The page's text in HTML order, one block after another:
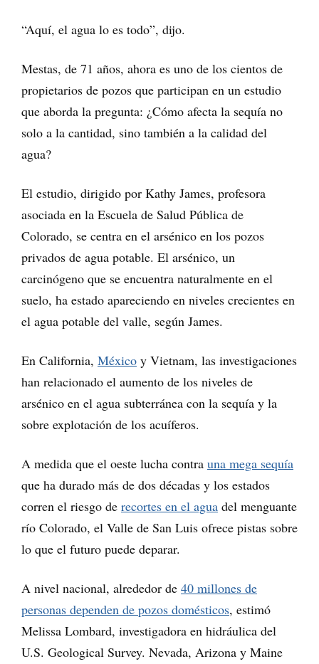
“Aquí, el agua lo es todo”, dijo.
Mestas, de 71 años, ahora es uno de los cientos de
propietarios de pozos que participan en un estudio
que aborda la pregunta: ¿Cómo afecta la sequía no
solo a la cantidad, sino también a la calidad del
agua?
El estudio, dirigido por Kathy James, profesora
asociada en la Escuela de Salud Pública de
Colorado, se centra en el arsénico en los pozos
privados de agua potable. El arsénico, un
carcinógeno que se encuentra naturalmente en el
suelo, ha estado apareciendo en niveles crecientes en
el agua potable del valle, según James.
En California, México y Vietnam, las investigaciones
han relacionado el aumento de los niveles de
arsénico en el agua subterránea con la sequía y la
sobre explotación de los acuíferos.
A medida que el oeste lucha contra una mega sequía
que ha durado más de dos décadas y los estados
corren el riesgo de recortes en el agua del menguante
río Colorado, el Valle de San Luis ofrece pistas sobre
lo que el futuro puede deparar.
A nivel nacional, alrededor de 40 millones de
personas dependen de pozos domésticos, estimó
Melissa Lombard, investigadora en hidráulica del
U.S. Geological Survey. Nevada, Arizona y Maine